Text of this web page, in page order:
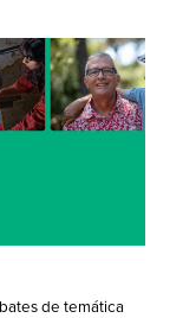
de temática